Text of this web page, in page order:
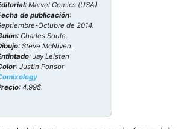
: Marvel Comics (USA)
de publicación:
Octubre de 2014.
: Charles Soule.
: Steve McNiven.
: Jay Leisten
: Justin Ponsor
: 4,99$.